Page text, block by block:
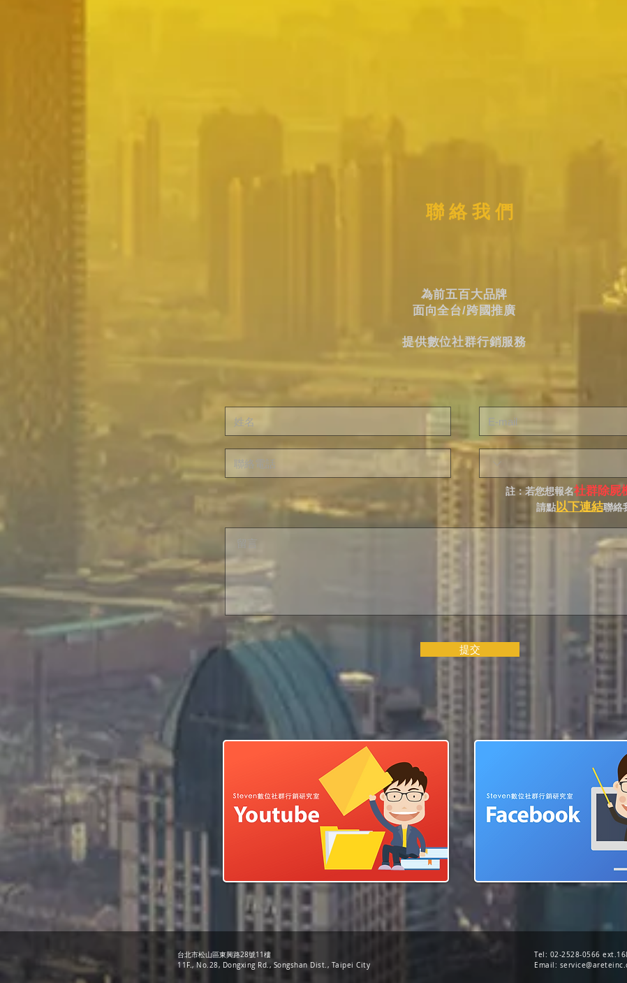
聯 絡 我 們
為前五百大品牌
面向全台/跨國推廣
提供數位社群行銷服務
註：若您想報名社群除屍
請點以下連結聯絡
提交
台北市松山區東興路28號11樓
11F., No.28, Dongxing Rd., Songshan Dist., Taipei City
Tel: 02-2528-0566
Email: